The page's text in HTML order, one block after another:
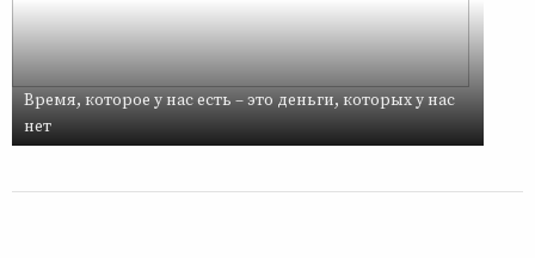
Время, которое у нас есть – это деньги, которых у нас
нет